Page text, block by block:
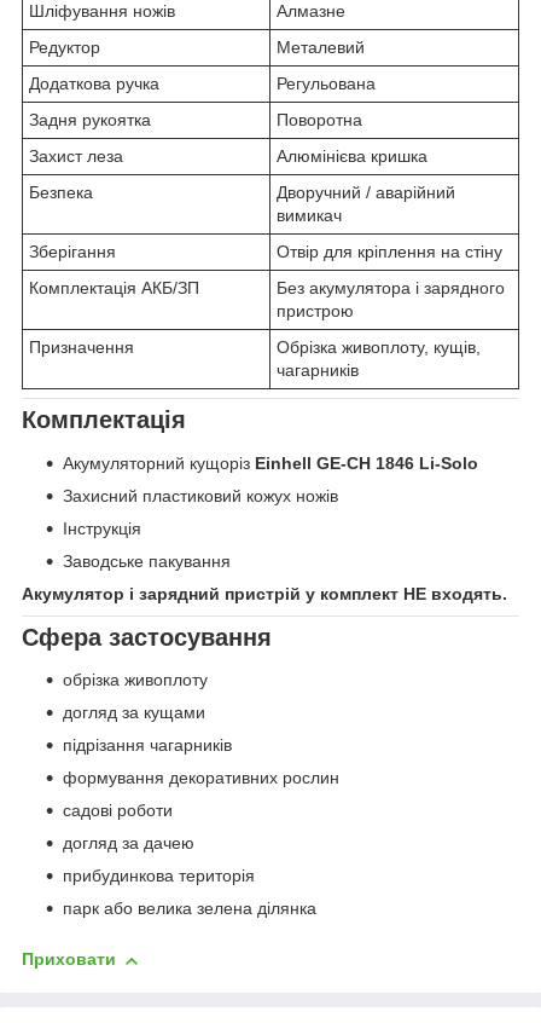
Шліфування ножів
Алмазне
Редуктор
Металевий
Додаткова ручка
Регульована
Задня рукоятка
Поворотна
Захист леза
Алюмінієва кришка
Безпека
Дворучний / аварійний
вимикач
Зберігання
Отвір для кріплення на стіну
Комплектація АКБ/ЗП
Без акумулятора і зарядного
пристрою
Призначення
Обрізка живоплоту, кущів,
чагарників
Комплектація
Акумуляторний кущоріз Einhell GE-CH 1846 Li-Solo
Захисний пластиковий кожух ножів
Інструкція
Заводське пакування
Акумулятор і зарядний пристрій у комплект НЕ входять.
Сфера застосування
обрізка живоплоту
догляд за кущами
підрізання чагарників
формування декоративних рослин
садові роботи
догляд за дачею
прибудинкова територія
парк або велика зелена ділянка
Приховати